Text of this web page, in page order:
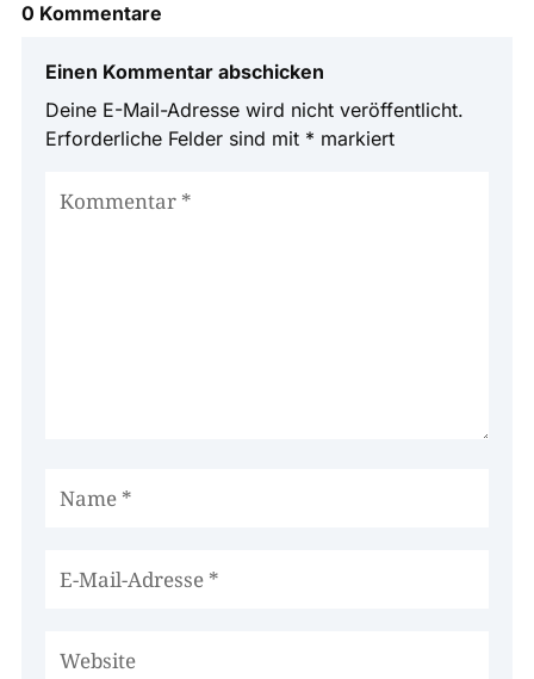
0 Kommentare
Einen Kommentar abschicken
Deine E-Mail-Adresse wird nicht veröffentlicht.
Erforderliche Felder sind mit * markiert